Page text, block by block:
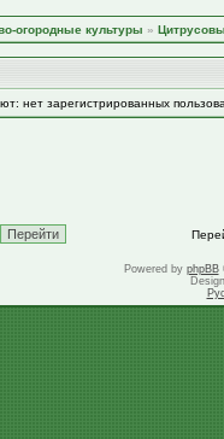
огородные культуры »
нет зарегистрированных
Powered by phpBB